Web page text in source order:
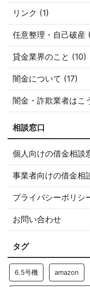
リンク (1)
任意整理・自己破産
貸金業界のこと (10)
闇金について (17)
闇金・詐欺業者はこ
相談窓口
個人向けの借金相談
事業者向けの借金相
プライバシーポリシ
お問い合わせ
タグ
6.5号機 amazon